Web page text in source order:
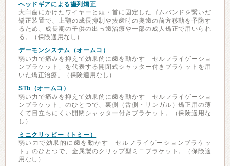
ヘッドギアによる歯列矯正
大臼歯にかけたワイヤーと頭・首に固定したゴムバンドを繋いだ
矯正装置で、上顎の成長抑制や抜歯時の奥歯の前方移動を予防す
るため、成長期の子供の出っ歯治療や一部の成人矯正で用いられ
る。（保険適用なし）
デーモンシステム（オームコ）
弱い力で痛みを抑えて効果的に歯を動かす「セルフライゲーショ
ンブラケット」を代表する開閉式シャッター付きブラケットを用
いた矯正治療。（保険適用なし）
STb（オームコ）
弱い力で痛みを抑えて効果的に歯を動かす「セルフライゲーショ
ンブラケット」のひとつで、裏側（舌側・リンガル）矯正用の薄
くて目立ちにくい開閉シャッター付きブラケット。（保険適用な
し）
ミニクリッピー（トミー）
弱い力で効果的に歯を動かす「セルフライゲーションブラケッ
ト」のひとつで、金属製のクリップ型ミニブラケット。（保険適
用なし）